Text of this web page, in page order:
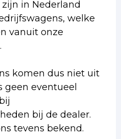
in Nederland
welke
vanuit onze
komen dus niet uit
geen eventueel
bij de dealer.
tevens bekend.